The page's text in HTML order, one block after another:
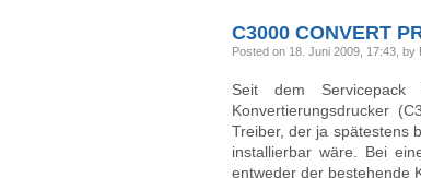
C3000 CONVERT
Posted on 18. Juni 2009, 17:43, by
Seit dem
Konvertierungsdrucker
Treiber, der ja spätestens
installierbar wäre. Bei
entweder der bestehende